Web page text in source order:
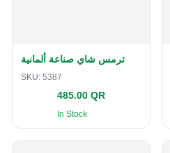
ترمس شاي صناعة ألمانية
SKU: 5387
485.00 QR
In Stock